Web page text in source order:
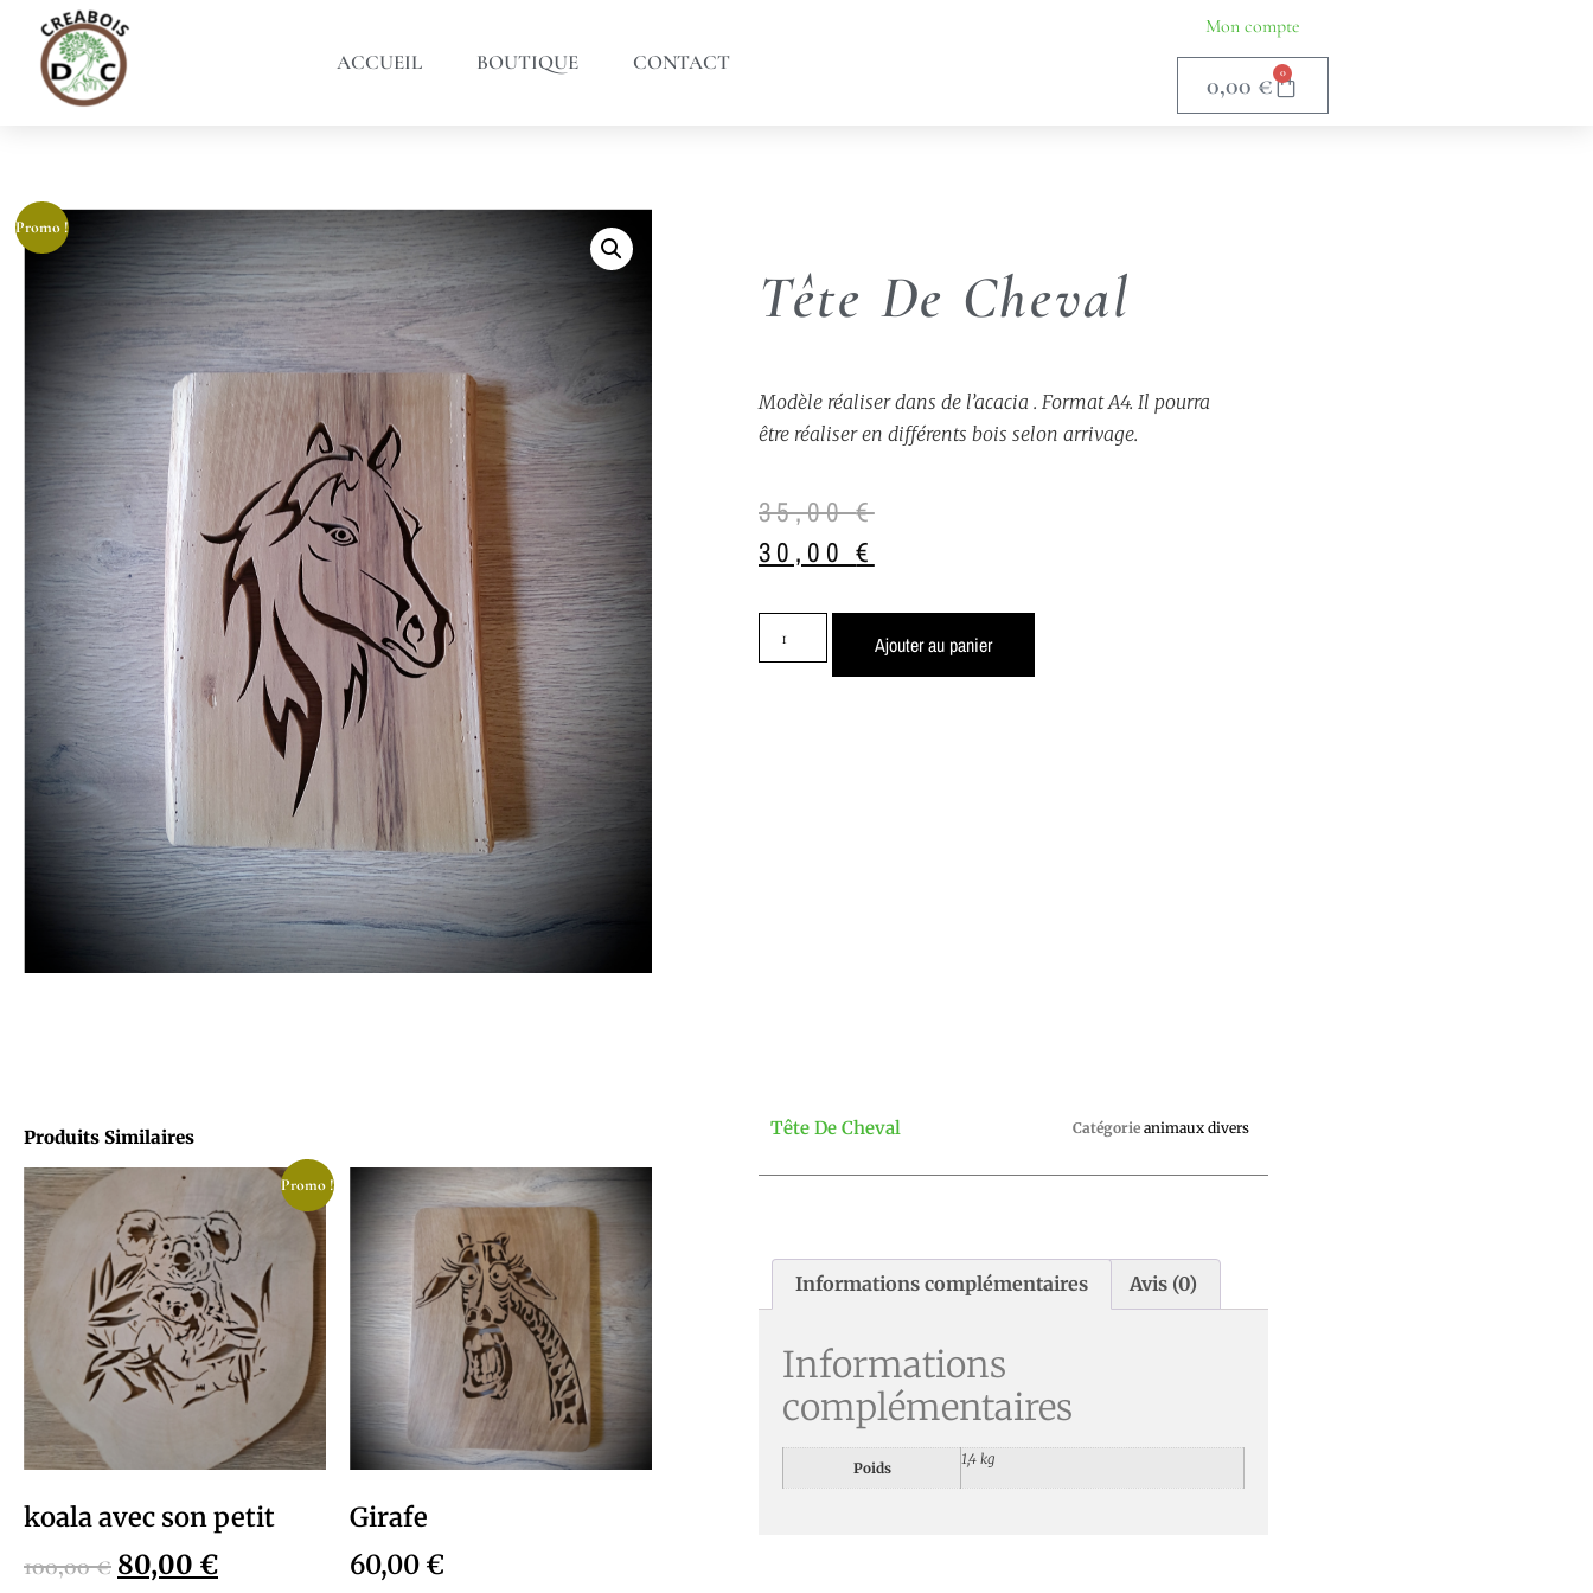
ACCUEIL BOUTIQUE CONTACT
Mon compte
0,00 € 0
Promo !
Tête De Cheval
Modèle réaliser dans de l’acacia . Format A4. Il pourra
être réaliser en différents bois selon arrivage.
35,00€
30,00€
Ajouter au panier
Produits Similaires
Promo !
koala avec son petit
100,00€ 80,00 €
Girafe
60,00 €
Tête De Cheval Catégorie animaux divers
Informations complémentaires Avis (0)
Informations
complémentaires
Poids
1,4 kg